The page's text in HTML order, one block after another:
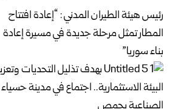
رئيس هيئة الطيران المدني : “إعادة افتتاح
المطار تمثل مرحلة جديدة في مسيرة إعادة
بناء سوريا”